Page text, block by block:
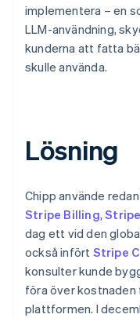
implementera – en
LLM-användning,
kunderna att fatta
skulle använda.
Lösning
Chipp använde
Stripe Billing,
dag ett vid den
också infört Stripe
konsulter kunde
föra över kostnaden
plattformen. I